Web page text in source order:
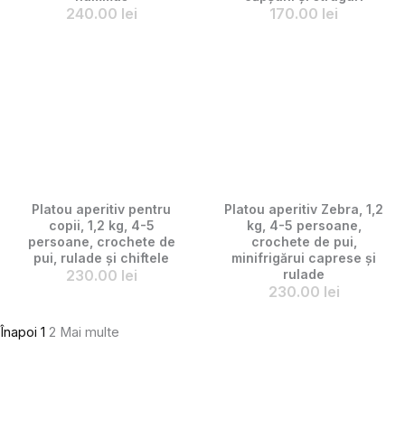
240.00 lei 170.00 lei
Platou aperitiv pentru
copii, 1,2 kg, 4-5
persoane, crochete de
pui, rulade și chiftele
230.00 lei
Platou aperitiv Zebra, 1,2
kg, 4-5 persoane,
crochete de pui,
minifrigărui caprese și
rulade
230.00 lei
Înapoi 1 2 Mai multe